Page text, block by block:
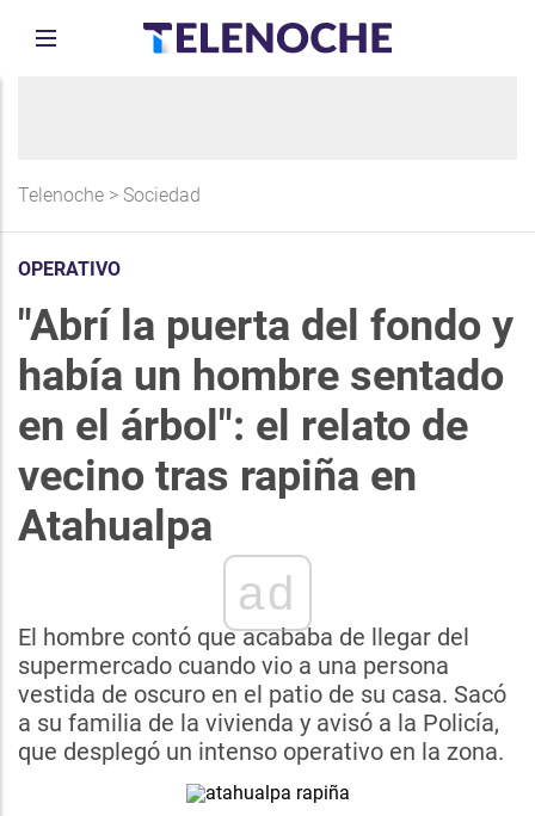
Telenoche > Sociedad
OPERATIVO
"Abrí la puerta del fondo y
había un hombre sentado
en el árbol": el relato de
vecino tras rapiña en
Atahualpa
ad
El hombre contó que acababa de llegar del
supermercado cuando vio a una persona
vestida de oscuro en el patio de su casa. Sacó
a su familia de la vivienda y avisó a la Policía,
que desplegó un intenso operativo en la zona.